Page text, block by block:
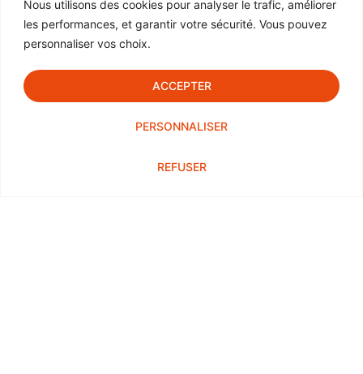
Nous utilisons des cookies pour analyser le trafic, améliorer
les performances, et garantir votre sécurité. Vous pouvez
personnaliser vos choix.
PERSONNALISER
REFUSER
ACCEPTER